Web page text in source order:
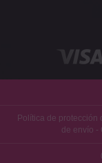
Política de protección
de envío -